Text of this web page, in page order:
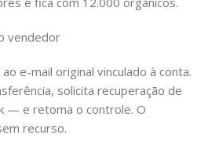
vendedor
e-mail original vinculado à conta.
solicita recuperação de
— e retoma o controle. O
recurso.